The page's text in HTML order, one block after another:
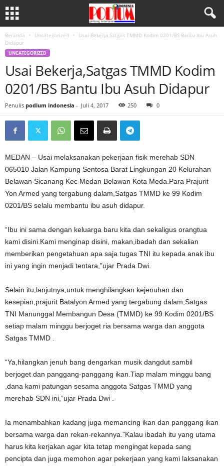
Beranda Uncategorized
Usai Bekerja,Satgas TMMD Kodim 0201/BS Bantu Ibu Asuh
Didapur
UNCATEGORIZED
Usai Bekerja,Satgas TMMD Kodim
0201/BS Bantu Ibu Asuh Didapur
Penulis podium indonesia - Juli 4, 2017 250 0
MEDAN – Usai melaksanakan pekerjaan fisik merehab SDN
065010 Jalan Kampung Sentosa Barat Lingkungan 20 Kelurahan
Belawan Sicanang Kec Medan Belawan Kota Meda.Para Prajurit
Yon Armed yang tergabung dalam,Satgas TMMD ke 99 Kodim
0201/BS selalu membantu ibu asuh didapur.
“Ibu ini sama dengan keluarga baru kita dan sekaligus orangtua
kami disini.Kami menginap disini, makan,ibadah dan sekalian
memberikan pengetahuan apa saja tugas TNI itu kepada anak ibu
ini yang ingin menjadi tentara,”ujar Prada Dwi.
Selain itu,lanjutnya,untuk menghilangkan kejenuhan dan
kesepian,prajurit Batalyon Armed yang tergabung dalam,Satgas
TNI Manunggal Membangun Desa (TMMD) ke 99 Kodim 0201/BS
setiap malam minggu berjoget ria bersama warga dan anggota
Satgas TMMD .
“Ya,hilangkan jenuh bang dengarkan musik dangdut sambil
berjoget dan panggang-panggang ikan.Tiap malam minggu bang
,dana kami patungan sesama anggota Satgas TMMD yang
merehab SDN ini,”ujar Prada Dwi .
Ia menambahkan kadang juga memancing ikan dan panggang ikan
bersama warga dan rekan-rekannya.”Kalau ibadah itu yang utama
harus kita kerjakan agar kita tetap mengingat kepada sang
pencipta dan juga memohon agar pekerjaan yang kami laksanakan